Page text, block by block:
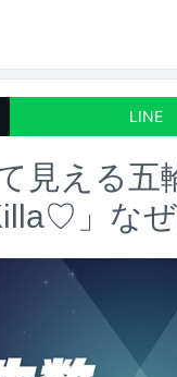
LINE
見える五
」なぜ